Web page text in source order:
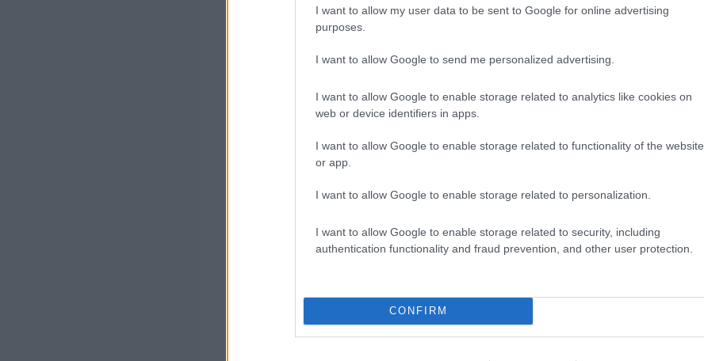
I want to allow my user data to be sent to Google for online advertising
purposes.
I want to allow Google to send me personalized advertising.
I want to allow Google to enable storage related to analytics like cookies on
web or device identifiers in apps.
I want to allow Google to enable storage related to functionality of the website
or app.
I want to allow Google to enable storage related to personalization.
I want to allow Google to enable storage related to security, including
authentication functionality and fraud prevention, and other user protection.
CONFIRM